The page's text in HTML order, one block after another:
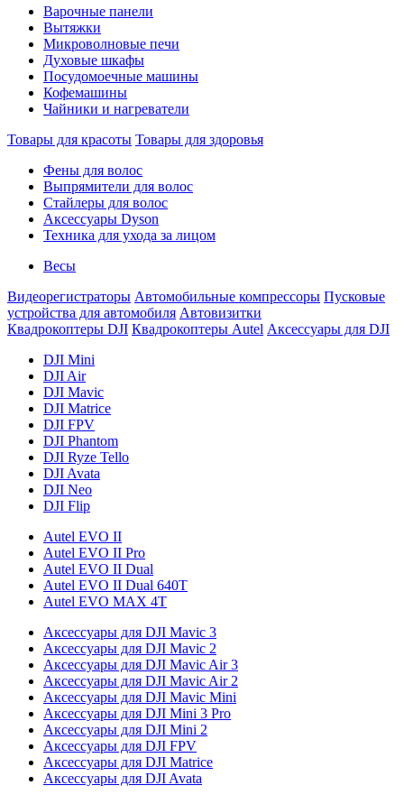
Варочные панели
Вытяжки
Микроволновые печи
Духовые шкафы
Посудомоечные машины
Кофемашины
Чайники и нагреватели
Товары для красоты Товары для здоровья
Фены для волос
Выпрямители для волос
Стайлеры для волос
Аксессуары Dyson
Техника для ухода за лицом
Весы
Видеорегистраторы Автомобильные компрессоры Пусковые
устройства для автомобиля Автовизитки
Квадрокоптеры DJI Квадрокоптеры Autel Аксессуары для DJI
DJI Mini
DJI Air
DJI Mavic
DJI Matrice
DJI FPV
DJI Phantom
DJI Ryze Tello
DJI Avata
DJI Neo
DJI Flip
Autel EVO II
Autel EVO II Pro
Autel EVO II Dual
Autel EVO II Dual 640T
Autel EVO MAX 4T
Аксессуары для DJI Mavic 3
Аксессуары для DJI Mavic 2
Аксессуары для DJI Mavic Air 3
Аксессуары для DJI Mavic Air 2
Аксессуары для DJI Mavic Mini
Аксессуары для DJI Mini 3 Pro
Аксессуары для DJI Mini 2
Аксессуары для DJI FPV
Аксессуары для DJI Matrice
Аксессуары для DJI Avata